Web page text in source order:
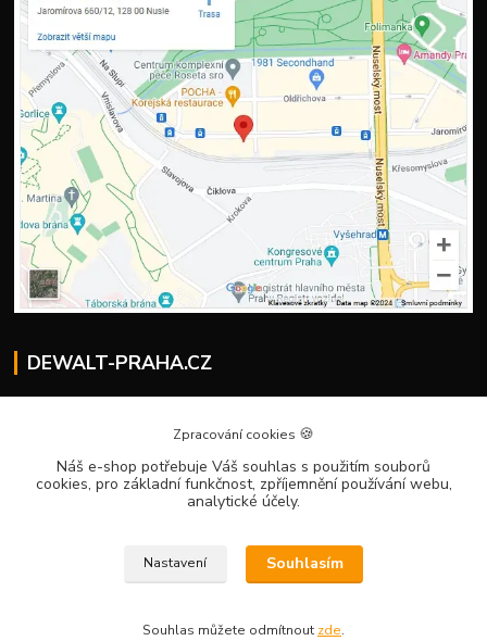
DEWALT-PRAHA.CZ
+420 224 936 535
info@dewalt-praha.cz
Zpracování cookies 🍪
Náš e-shop potřebuje Váš souhlas s použitím souborů
cookies, pro základní funkčnost, zpříjemnění používání webu,
analytické účely.
Nastavení Souhlasím
Souhlas můžete odmítnout zde.